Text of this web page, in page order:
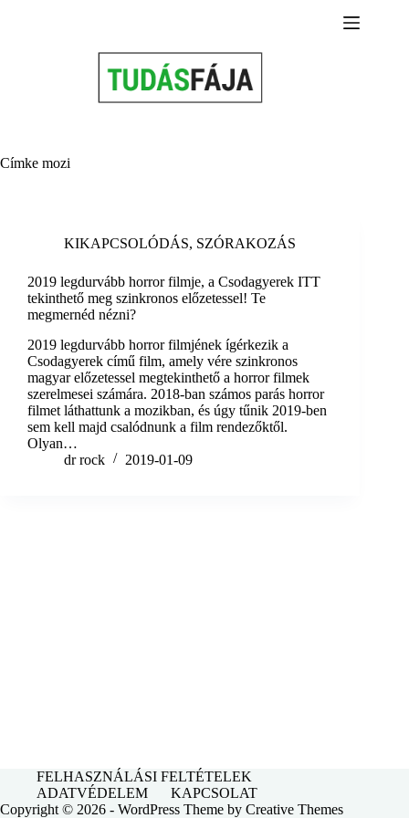
Címke mozi
KIKAPCSOLÓDÁS, SZÓRAKOZÁS
2019 legdurvább horror filmje, a Csodagyerek ITT
tekinthető meg szinkronos előzetessel! Te
megmernéd nézni?
2019 legdurvább horror filmjének ígérkezik a
Csodagyerek című film, amely vére szinkronos
magyar előzetessel megtekinthető a horror filmek
szerelmesei számára. 2018-ban számos parás horror
filmet láthattunk a mozikban, és úgy tűnik 2019-ben
sem kell majd csalódnunk a film rendezőktől.
Olyan…
dr rock
2019-01-09
FELHASZNÁLÁSI FELTÉTELEK
ADATVÉDELEM
KAPCSOLAT
Copyright © 2026 - WordPress Theme by Creative Themes